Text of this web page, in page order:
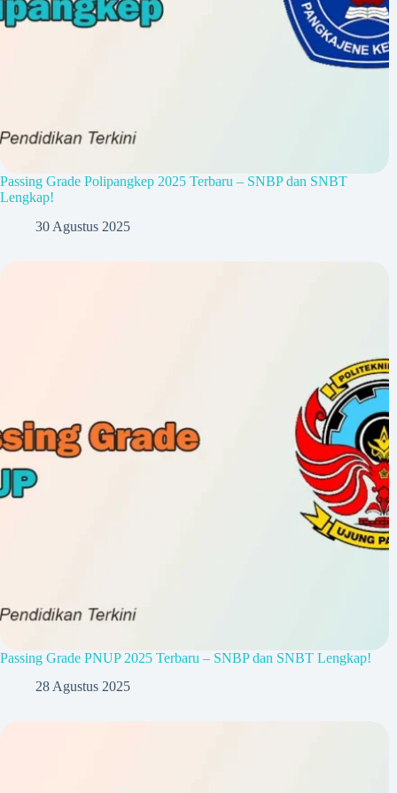
Passing Grade Polipangkep 2025 Terbaru – SNBP dan SNBT
Lengkap!
30 Agustus 2025
Passing Grade PNUP 2025 Terbaru – SNBP dan SNBT Lengkap!
28 Agustus 2025